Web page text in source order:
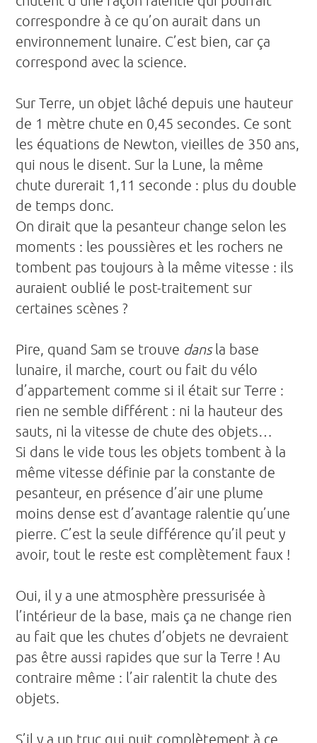
correspondre à ce qu’on aurait dans un
environnement lunaire. C’est bien, car ça
correspond avec la science.
Sur Terre, un objet lâché depuis une hauteur
de 1 mètre chute en 0,45 secondes. Ce sont
les équations de Newton, vieilles de 350 ans,
qui nous le disent. Sur la Lune, la même
chute durerait 1,11 seconde : plus du double
de temps donc.
On dirait que la pesanteur change selon les
moments : les poussières et les rochers ne
tombent pas toujours à la même vitesse : ils
auraient oublié le post-traitement sur
certaines scènes ?
Pire, quand Sam se trouve dansla base
lunaire, il marche, court ou fait du vélo
d’appartement comme si il était sur Terre :
rien ne semble différent : ni la hauteur des
sauts, ni la vitesse de chute des objets…
Si dans le vide tous les objets tombent à la
même vitesse définie par la constante de
pesanteur, en présence d’air une plume
moins dense est d’avantage ralentie qu’une
pierre. C’est la seule différence qu’il peut y
avoir, tout le reste est complètement faux !
Oui, il y a une atmosphère pressurisée à
l’intérieur de la base, mais ça ne change rien
au fait que les chutes d’objets ne devraient
pas être aussi rapides que sur la Terre ! Au
contraire même : l’air ralentit la chute des
objets.
S’il y a un truc qui nuit complètement à ce